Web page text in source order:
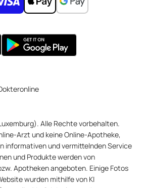
Alle Rechte vorbehalten.
Arzt und keine Online-Apotheke,
informativen und vermittelnden Service
und Produkte werden von
Apotheken angeboten. Einige Fotos
wurden mithilfe von KI